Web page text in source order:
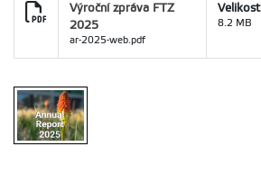
Výroční zpráva FTZ
2025
ar-2025-web.pdf
Velikost
8.2 MB